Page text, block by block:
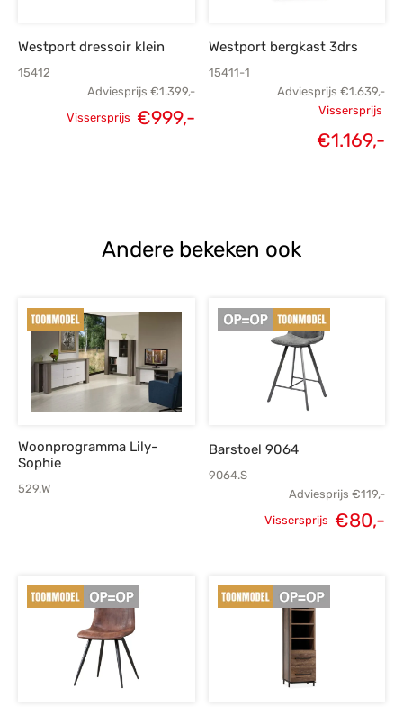
Westport dressoir klein
15412
Adviesprijs €1.399,-
Vissersprijs €999,-
Westport bergkast 3drs
15411-1
Adviesprijs €1.639,-
Vissersprijs
€1.169,-
Andere bekeken ook
Woonprogramma Lily-
Sophie
529.W
Barstoel 9064
9064.S
Adviesprijs €119,-
Vissersprijs €80,-